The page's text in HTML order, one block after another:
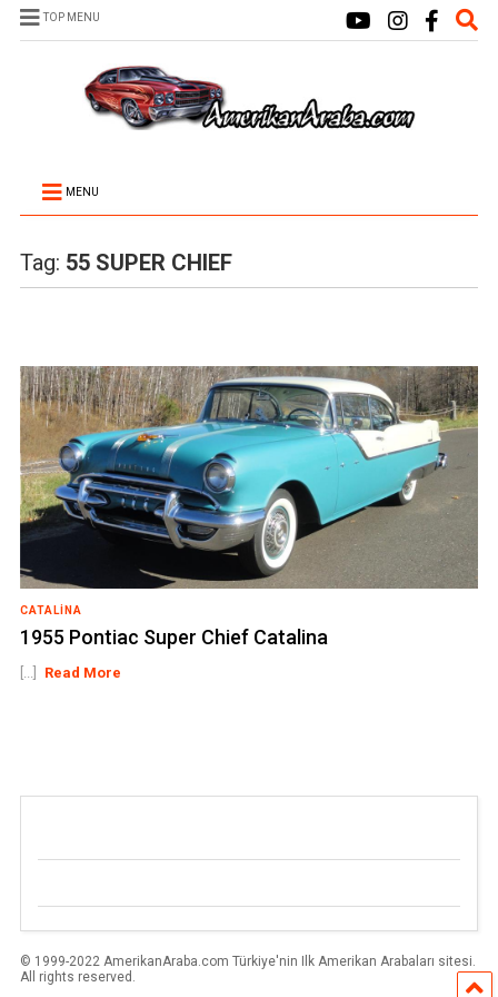
TOP MENU
MENU
Tag: 55 SUPER CHIEF
CATALINA
1955 Pontiac Super Chief Catalina
[...] Read More
© 1999-2022 AmerikanAraba.com Türkiye'nin Ilk Amerikan Arabaları sitesi.
All rights reserved.